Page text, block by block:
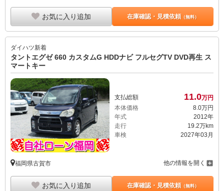
お気に入り追加 在庫確認・見積依頼（無料）
ダイハツ新着
タントエグゼ 660 カスタムG HDDナビ フルセグTV DVD再生 ス
マートキー
支払総額 11.0万円
本体価格
8. 0万円
年式
2012年
走行
19.2万km
車検
2027年03月
福岡県古賀市 他の情報を開く
お気に入り追加 在庫確認・見積依頼（無料）